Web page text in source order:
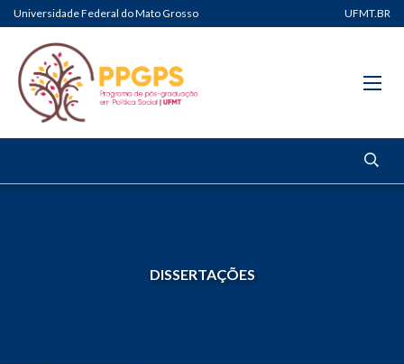
Universidade Federal do Mato Grosso UFMT.BR
DISSERTAÇÕES